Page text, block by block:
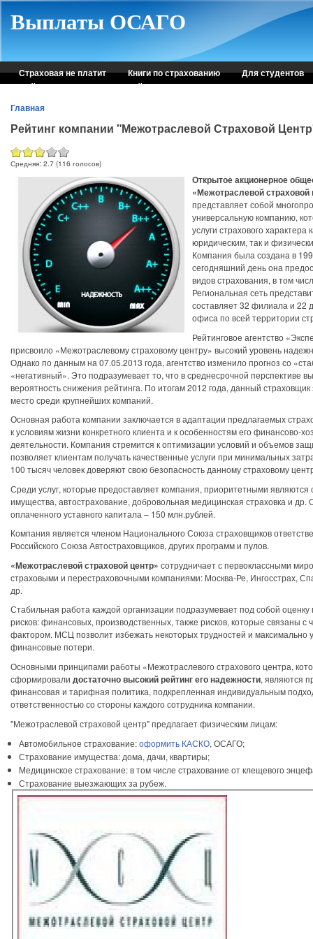
Выплаты ОСАГО
Страховая не платит Книги по страхованию
Для студентов
Рейтинг страховых компаний
Консультация автоюриста
Главная
Рейтинг компании "Межотраслевой Страховой
Средняя: 2.7 (116 голосов)
Открытое акционерное
«Межотраслевой страховой
представляет собой
универсальную компанию,
услуги страхового характера
юридическим, так и
Компания была создана в
сегодняшний день она
видов страхования, в том
Региональная сеть
составляет 32 филиала и 22
офиса по всей территории
Рейтинговое агентство
присвоило «Межотраслевому страховому центру» высокий уровень
Однако по данным на 07.05.2013 года, агентство изменило прогноз со
«негативный». Это подразумевает то, что в среднесрочной перспективе
вероятность снижения рейтинга. По итогам 2012 года, данный
место среди крупнейших компаний.
Основная работа компании заключается в адаптации предлагаемых
к условиям жизни конкретного клиента и к особенностям его финансово-
деятельности. Компания стремится к оптимизации условий и объемов
позволяет клиентам получать качественные услуги при минимальных
100 тысяч человек доверяют свою безопасность данному страховому
Среди услуг, которые предоставляет компания, приоритетными являются
имущества, автострахование, добровольная медицинская страховка и
оплаченного уставного капитала – 150 млн.рублей.
Компания является членом Национального Союза страховщиков
Российского Союза Автостраховщиков, других программ и пулов.
«Межотраслевой страховой центр» сотрудничает с первоклассными
страховыми и перестраховочными компаниями: Москва-Ре, Ингосстрах,
др.
Стабильная работа каждой организации подразумевает под собой оценку
рисков: финансовых, производственных, также рисков, которые связаны с
фактором. МСЦ позволит избежать некоторых трудностей и максимально
финансовые потери.
Основными принципами работы «Межотраслевого страхового центра,
сформировали достаточно высокий рейтинг его надежности, являются
финансовая и тарифная политика, подкрепленная индивидуальным
ответственностью со стороны каждого сотрудника компании.
"Межотраслевой страховой центр" предлагает физическим лицам:
Автомобильное страхование:оформить КАСКО, ОСАГО;
Страхование имущества: дома, дачи, квартиры;
Медицинское страхование: в том числе страхование от клещевого
Страхование выезжающих за рубеж.